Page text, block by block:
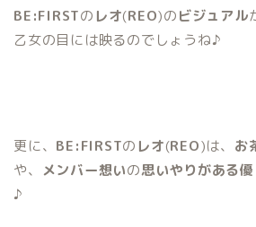
BE:FIRSTの レオ(REO)のビジュアル
乙女の目には映るのでしょうね♪
更に、 BE:FIRSTの レオ(REO)は、 お
や、 メンバー想いの思いやりがある
♪